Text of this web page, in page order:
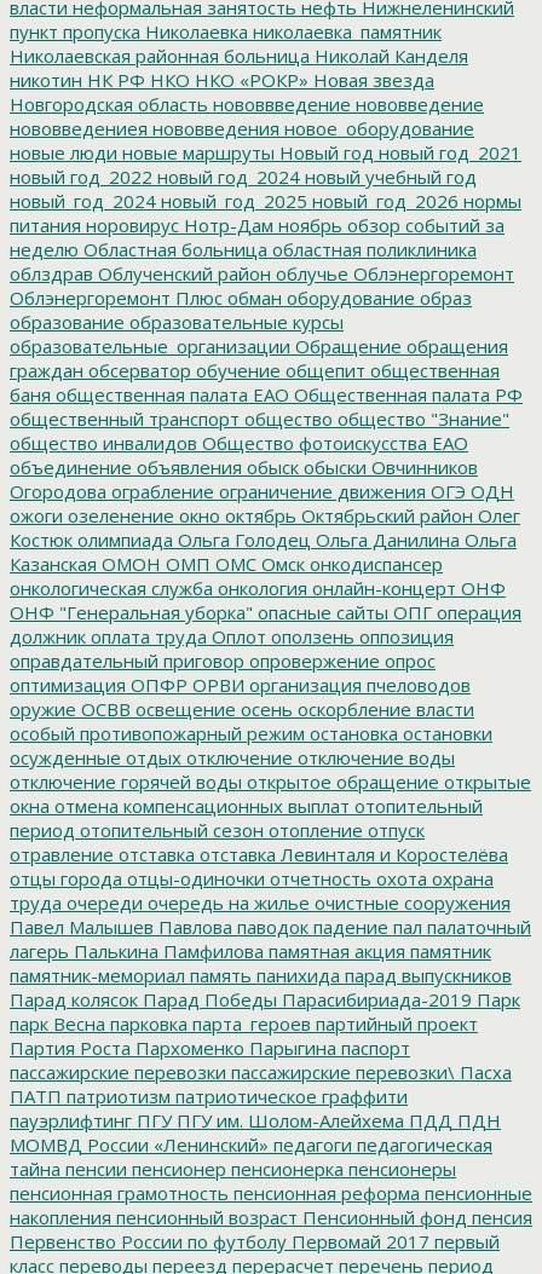
власти неформальная занятость нефть Нижнеленинский
пункт пропуска Николаевка николаевка_памятник
Николаевская районная больница Николай Канделя
никотин НК РФ НКО НКО «РОКР» Новая звезда
Новгородская область нововвведение нововведение
нововведениея нововведения новое_оборудование
новые люди новые маршруты Новый год новый год_2021
новый год_2022 новый год_2024 новый учебный год
новый_год_2024 новый_год_2025 новый_год_2026 нормы
питания норовирус Нотр-Дам ноябрь обзор событий за
неделю Областная больница областная поликлиника
облздрав Облученский район облучье Облэнергоремонт
Облэнергоремонт Плюс обман оборудование образ
образование образовательные курсы
образовательные_организации Обращение обращения
граждан обсерватор обучение общепит общественная
баня общественная палата ЕАО Общественная палата РФ
общественный транспорт общество общество "Знание"
общество инвалидов Общество фотоискусства ЕАО
объединение объявления обыск обыски Овчинников
Огородова ограбление ограничение движения ОГЭ ОДН
ожоги озеленение окно октябрь Октябрьский район Олег
Костюк олимпиада Ольга Голодец Ольга Данилина Ольга
Казанская ОМОН ОМП ОМС Омск онкодиспансер
онкологическая служба онкология онлайн-концерт ОНФ
ОНФ "Генеральная уборка" опасные сайты ОПГ операция
должник оплата труда Оплот оползень оппозиция
оправдательный приговор опровержение опрос
оптимизация ОПФР ОРВИ организация пчеловодов
оружие ОСВВ освещение осень оскорбление власти
особый противопожарный режим остановка остановки
осужденные отдых отключение отключение воды
отключение горячей воды открытое обращение открытые
окна отмена компенсационных выплат отопительный
период отопительный сезон отопление отпуск
отравление отставка отставка Левинталя и Коростелёва
отцы города отцы-одиночки отчетность охота охрана
труда очереди очередь на жилье очистные сооружения
Павел Малышев Павлова паводок падение пал палаточный
лагерь Палькина Памфилова памятная акция памятник
памятник-мемориал память панихида парад выпускников
Парад колясок Парад Победы Парасибириада-2019 Парк
парк Весна парковка парта_героев партийный проект
Партия Роста Пархоменко Парыгина паспорт
пассажирские перевозки пассажирские перевозки\ Пасха
ПАТП патриотизм патриотическое граффити
пауэрлифтинг ПГУПГУ им. Шолом-Алейхема ПДД ПДН
МОМВД России «Ленинский» педагоги педагогическая
тайна пенсии пенсионер пенсионерка пенсионеры
пенсионная грамотность пенсионная реформа пенсионные
накопления пенсионный возраст Пенсионный фонд пенсия
Первенство России по футболу Первомай 2017 первый
класс переводы переезд перерасчет перечень период